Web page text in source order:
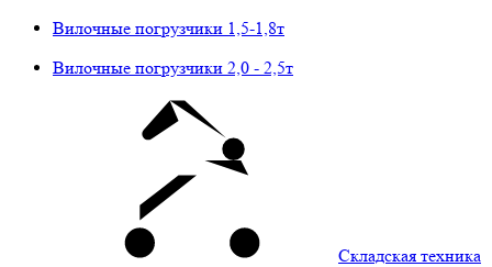
Вилочные погрузчики 1,5-1,8т
Вилочные погрузчики 2,0 - 2,5т
Складская техника